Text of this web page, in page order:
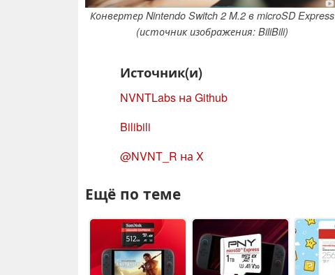
Конвертер Nintendo Switch 2 M.2 в microSD Express
(источник изображения: BiliBili)
Источник(и)
NVNTLabs на Github
Bilibili
@NVNT_R на X
Ещё по теме